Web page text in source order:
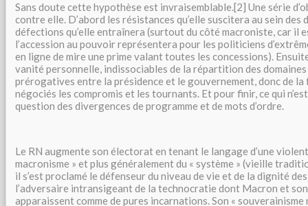
Sans doute cette hypothèse est invraisemblable.[2] Une série
contre elle. D’abord les résistances qu’elle suscitera au sein des
défections qu’elle entraînera (surtout du côté macroniste, car il
l’accession au pouvoir représentera pour les politiciens
en ligne de mire une prime valant toutes les concessions).
vanité personnelle, indissociables de la répartition des
prérogatives entre la présidence et le gouvernement, donc de
négociés les compromis et les tournants. Et pour finir, ce qui
question des divergences de programme et de mots d’ordre.
Le RN augmente son électorat en tenant le langage d’une
macronisme » et plus généralement du « système » (vieille
il s’est proclamé le défenseur du niveau de vie et de la dignité
l’adversaire intransigeant de la technocratie dont Macron et
apparaissent comme de pures incarnations. Son «